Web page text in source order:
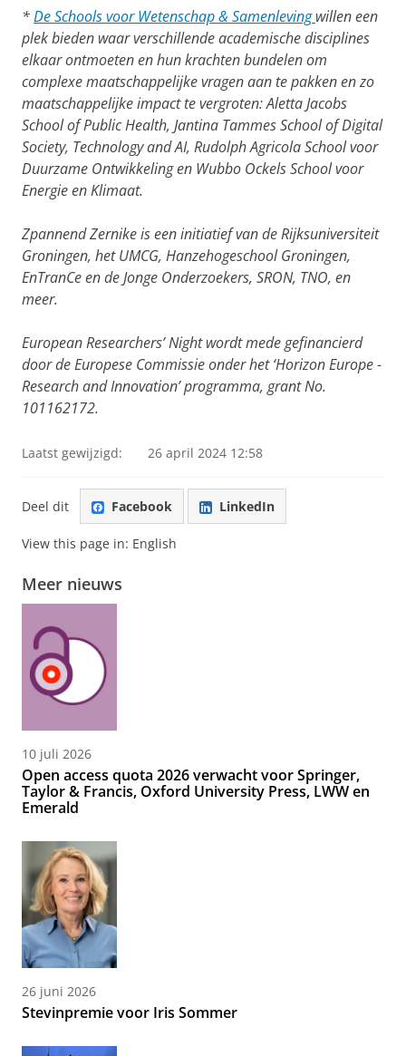
*De Schools voor Wetenschap & Samenleving willen een
plek bieden waar verschillende academische disciplines
elkaar ontmoeten en hun krachten bundelen om
complexe maatschappelijke vragen aan te pakken en zo
maatschappelijke impact te vergroten: Aletta Jacobs
School of Public Health, Jantina Tammes School of Digital
Society, Technology and AI, Rudolph Agricola School voor
Duurzame Ontwikkeling en Wubbo Ockels School voor
Energie en Klimaat.
Zpannend Zernike is een initiatief van de Rijksuniversiteit
Groningen, het UMCG, Hanzehogeschool Groningen,
EnTranCe en de Jonge Onderzoekers, SRON, TNO, en
meer.
European Researchers’ Night wordt mede gefinancierd
door de Europese Commissie onder het ‘Horizon Europe -
Research and Innovation’ programma, grant No.
101162172.
Laatst gewijzigd: 26 april 2024 12:58
Deel dit Facebook LinkedIn
View this page in: English
Meer nieuws
10 juli 2026
Open access quota 2026 verwacht voor Springer,
Taylor & Francis, Oxford University Press, LWW en
Emerald
26 juni 2026
Stevinpremie voor Iris Sommer